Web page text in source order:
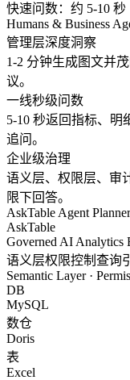
快速问数：约 5-10 秒
Humans & Business
管理层深度洞察
1-2 分钟生成图文并
议。
一线秒级问数
5-10 秒返回指标、明
追问。
企业级治理
语义层、权限层、审
限下回答。
AskTable Agent Planner
AskTable
Governed AI Analytics
语义层权限控制 查询
Semantic Layer ·
DB
MySQL
数仓
Doris
表
Excel